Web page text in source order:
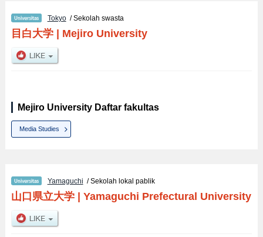
Tokyo/ Sekolah swasta
目白大学| Mejiro University
Mejiro University Daftar fakultas
Media Studies
Yamaguchi / Sekolah lokal pablik
山口県立大学| Yamaguchi Prefectural University